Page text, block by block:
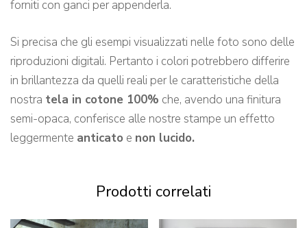
forniti con ganci per appenderla.
Si precisa che gli esempi visualizzati nelle foto sono delle
riproduzioni digitali. Pertanto i colori potrebbero differire
in brillantezza da quelli reali per le caratteristiche della
nostra tela in cotone 100% che, avendo una finitura
semi-opaca, conferisce alle nostre stampe un effetto
leggermente anticato e non lucido.
Prodotti correlati